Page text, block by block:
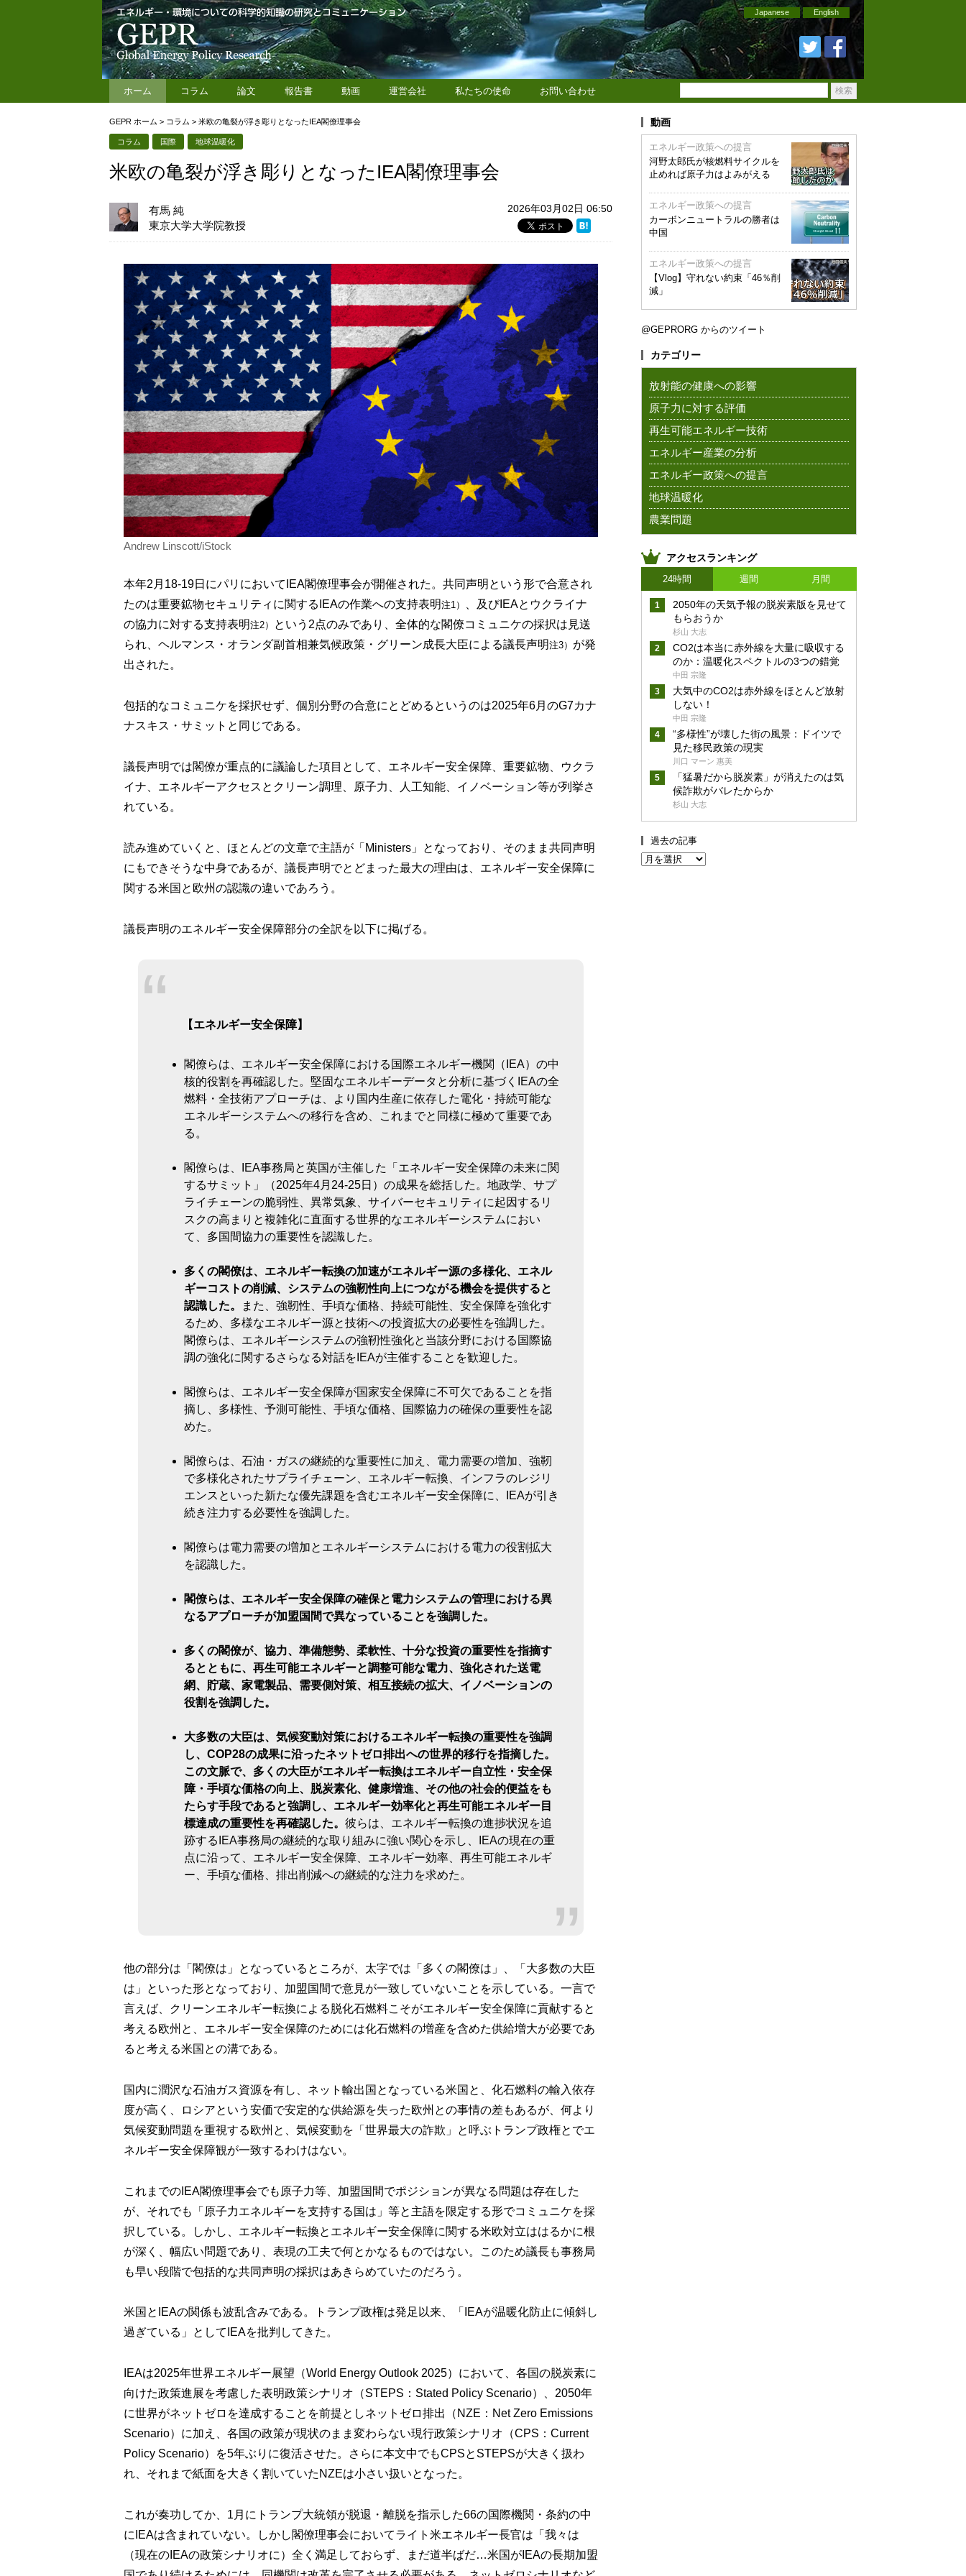
Japanese English
ホーム コラム 論文 報告書 動画 運営会社 私たちの使命 お問い合わせ
GEPR ホーム > コラム > 米欧の亀裂が浮き彫りとなったIEA閣僚理事会
コラム 国際 地球温暖化
米欧の亀裂が浮き彫りとなったIEA閣僚理事会
2026年03月02日 06:50
有馬 純
東京大学大学院教授
Andrew Linscott/iStock
本年2月18-19日にパリにおいてIEA閣僚理事会が開催された。共同声明という形で合意され
たのは重要鉱物セキュリティに関するIEAの作業への支持表明注1）
、及びIEAとウクライナ
の協力に対する支持表明注2）
という2点のみであり、全体的な閣僚コミュニケの採択は見送
られ、ヘルマンス・オランダ副首相兼気候政策・グリーン成長大臣による議長声明注3） が発
出された。
包括的なコミュニケを採択せず、個別分野の合意にとどめるというのは2025年6月のG7カナ
ナスキス・サミットと同じである。
議長声明では閣僚が重点的に議論した項目として、エネルギー安全保障、重要鉱物、ウクラ
イナ、エネルギーアクセスとクリーン調理、原子力、人工知能、イノベーション等が列挙さ
れている。
読み進めていくと、ほとんどの文章で主語が「Ministers」となっており、そのまま共同声明
にもできそうな中身であるが、議長声明でとどまった最大の理由は、エネルギー安全保障に
関する米国と欧州の認識の違いであろう。
議長声明のエネルギー安全保障部分の全訳を以下に掲げる。
【エネルギー安全保障】
閣僚らは、エネルギー安全保障における国際エネルギー機関（IEA）の中
核的役割を再確認した。堅固なエネルギーデータと分析に基づくIEAの全
燃料・全技術アプローチは、より国内生産に依存した電化・持続可能な
エネルギーシステムへの移行を含め、これまでと同様に極めて重要であ
る。
閣僚らは、IEA事務局と英国が主催した「エネルギー安全保障の未来に関
するサミット」（2025年4月24-25日）の成果を総括した。地政学、サプ
ライチェーンの脆弱性、異常気象、サイバーセキュリティに起因するリ
スクの高まりと複雑化に直面する世界的なエネルギーシステムにおい
て、多国間協力の重要性を認識した。
多くの閣僚は、エネルギー転換の加速がエネルギー源の多様化、エネル
ギーコストの削減、システムの強靭性向上につながる機会を提供すると
認識した。
また、強靭性、手頃な価格、持続可能性、安全保障を強化す
るため、多様なエネルギー源と技術への投資拡大の必要性を強調した。
閣僚らは、エネルギーシステムの強靭性強化と当該分野における国際協
調の強化に関するさらなる対話をIEAが主催することを歓迎した。
閣僚らは、エネルギー安全保障が国家安全保障に不可欠であることを指
摘し、多様性、予測可能性、手頃な価格、国際協力の確保の重要性を認
めた。
閣僚らは、石油・ガスの継続的な重要性に加え、電力需要の増加、強靭
で多様化されたサプライチェーン、エネルギー転換、インフラのレジリ
エンスといった新たな優先課題を含むエネルギー安全保障に、IEAが引き
続き注力する必要性を強調した。
閣僚らは電力需要の増加とエネルギーシステムにおける電力の役割拡大
を認識した。
閣僚らは、エネルギー安全保障の確保と電力システムの管理における異
なるアプローチが加盟国間で異なっていることを強調した。
多くの閣僚が、協力、準備態勢、柔軟性、十分な投資の重要性を指摘す
るとともに、再生可能エネルギーと調整可能な電力、強化された送電
網、貯蔵、家電製品、需要側対策、相互接続の拡大、イノベーションの
役割を強調した。
大多数の大臣は、気候変動対策におけるエネルギー転換の重要性を強調
し、COP28の成果に沿ったネットゼロ排出への世界的移行を指摘した。
この文脈で、多くの大臣がエネルギー転換はエネルギー自立性・安全保
障・手頃な価格の向上、脱炭素化、健康増進、その他の社会的便益をも
たらす手段であると強調し、エネルギー効率化と再生可能エネルギー目
標達成の重要性を再確認した。 彼らは、エネルギー転換の進捗状況を追
跡するIEA事務局の継続的な取り組みに強い関心を示し、IEAの現在の重
点に沿って、エネルギー安全保障、エネルギー効率、再生可能エネルギ
ー、手頃な価格、排出削減への継続的な注力を求めた。
他の部分は「閣僚は」となっているところが、太字では「多くの閣僚は」、「大多数の大臣
は」といった形となっており、加盟国間で意見が一致していないことを示している。一言で
言えば、クリーンエネルギー転換による脱化石燃料こそがエネルギー安全保障に貢献すると
考える欧州と、エネルギー安全保障のためには化石燃料の増産を含めた供給増大が必要であ
ると考える米国との溝である。
国内に潤沢な石油ガス資源を有し、ネット輸出国となっている米国と、化石燃料の輸入依存
度が高く、ロシアという安価で安定的な供給源を失った欧州との事情の差もあるが、何より
気候変動問題を重視する欧州と、気候変動を「世界最大の詐欺」と呼ぶトランプ政権とでエ
ネルギー安全保障観が一致するわけはない。
これまでのIEA閣僚理事会でも原子力等、加盟国間でポジションが異なる問題は存在した
が、それでも「原子力エネルギーを支持する国は」等と主語を限定する形でコミュニケを採
択している。しかし、エネルギー転換とエネルギー安全保障に関する米欧対立ははるかに根
が深く、幅広い問題であり、表現の工夫で何とかなるものではない。このため議長も事務局
も早い段階で包括的な共同声明の採択はあきらめていたのだろう。
米国とIEAの関係も波乱含みである。トランプ政権は発足以来、「IEAが温暖化防止に傾斜し
過ぎている」としてIEAを批判してきた。
IEAは2025年世界エネルギー展望（World Energy Outlook 2025）において、各国の脱炭素に
向けた政策進展を考慮した表明政策シナリオ（STEPS：Stated Policy Scenario）、2050年
に世界がネットゼロを達成することを前提としネットゼロ排出（NZE：Net Zero Emissions
Scenario）に加え、各国の政策が現状のまま変わらない現行政策シナリオ（CPS：Current
Policy Scenario）を5年ぶりに復活させた。さらに本文中でもCPSとSTEPSが大きく扱わ
れ、それまで紙面を大きく割いていたNZEは小さい扱いとなった。
これが奏功してか、1月にトランプ大統領が脱退・離脱を指示した66の国際機関・条約の中
にIEAは含まれていない。しかし閣僚理事会においてライト米エネルギー長官は「我々は
（現在のIEAの政策シナリオに）全く満足しておらず、まだ道半ばだ…米国がIEAの長期加盟
動画
エネルギー政策への提言
河野太郎氏が核燃料サイクルを
止めれば原子力はよみがえる
エネルギー政策への提言
カーボンニュートラルの勝者は
中国
エネルギー政策への提言
【Vlog】守れない約束「46％削
減」
@GEPRORG からのツイート
カテゴリー
放射能の健康への影響
原子力に対する評価
再生可能エネルギー技術
エネルギー産業の分析
エネルギー政策への提言
地球温暖化
農業問題
アクセスランキング
24時間 週間 月間
2050年の天気予報の脱炭素版を見せて
もらおうか
杉山 大志
CO2は本当に赤外線を大量に吸収する
のか：温暖化スペクトルの3つの錯覚
中田 宗隆
大気中のCO2は赤外線をほとんど放射
しない！
中田 宗隆
“多様性”が壊した街の風景：ドイツで
見た移民政策の現実
川口 マーン 惠美
「猛暑だから脱炭素」が消えたのは気
候詐欺がバレたからか
杉山 大志
過去の記事